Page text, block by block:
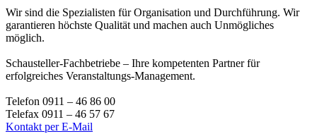
Wir sind die Spezialisten für Organisation und Durchführung. Wir
garantieren höchste Qualität und machen auch Unmögliches
möglich.
Schausteller-Fachbetriebe – Ihre kompetenten Partner für
erfolgreiches Veranstaltungs-Management.
Telefon 0911 – 46 86 00
Telefax 0911 – 46 57 67
Kontakt per E-Mail